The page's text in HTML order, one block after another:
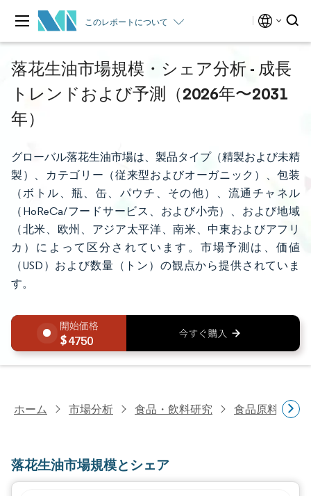
このレポートについて
落花生油市場規模・シェア分析 - 成長
トレンドおよび予測（2026年〜2031
年）
グローバル落花生油市場は、製品タイプ（精製および未精
製）、カテゴリー（従来型およびオーガニック）、包装
（ボトル、瓶、缶、パウチ、その他）、流通チャネル
（HoReCa/フードサービス、および小売）、および地域
（北米、欧州、アジア太平洋、南米、中東およびアフリ
カ）によって区分されています。市場予測は、価値
（USD）および数量（トン）の観点から提供されていま
す。
4750
ホーム 市場分析 食品・飲料研究 食品原料・食
落花生油市場規模とシェア